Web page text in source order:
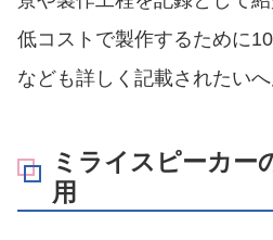
低コストで製作するために
なども詳しく記載されたいへ
ミライスピーカー
用